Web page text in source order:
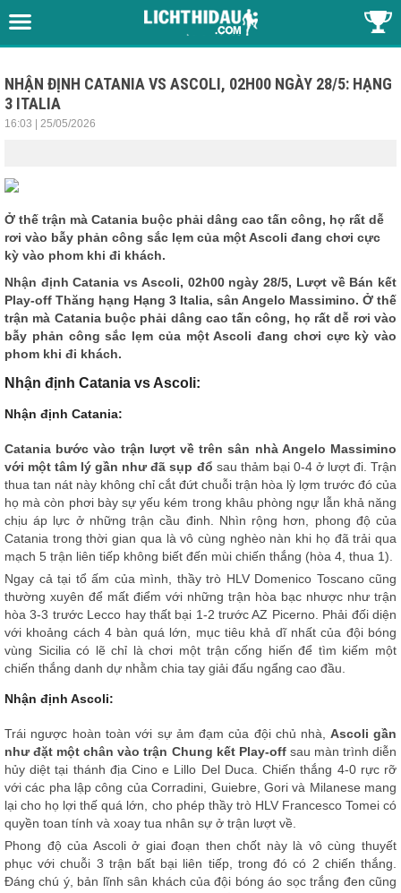
NHẬN ĐỊNH CATANIA VS ASCOLI, 02H00 NGÀY 28/5: HẠNG
3 ITALIA
16:03 | 25/05/2026
Ở thế trận mà Catania buộc phải dâng cao tấn công, họ rất dễ
rơi vào bẫy phản công sắc lẹm của một Ascoli đang chơi cực
kỳ vào phom khi đi khách.
Nhận định Catania vs Ascoli, 02h00 ngày 28/5, Lượt về Bán kết
Play-off Thăng hạng Hạng 3 Italia, sân Angelo Massimino. Ở thế
trận mà Catania buộc phải dâng cao tấn công, họ rất dễ rơi vào
bẫy phản công sắc lẹm của một Ascoli đang chơi cực kỳ vào
phom khi đi khách.
Nhận định Catania vs Ascoli:
Nhận định Catania:
Catania bước vào trận lượt về trên sân nhà Angelo Massimino
với một tâm lý gần như đã sụp đổ sau thảm bại 0-4 ở lượt đi. Trận
thua tan nát này không chỉ cắt đứt chuỗi trận hòa lỳ lợm trước đó của
họ mà còn phơi bày sự yếu kém trong khâu phòng ngự lẫn khả năng
chịu áp lực ở những trận cầu đinh. Nhìn rộng hơn, phong độ của
Catania trong thời gian qua là vô cùng nghèo nàn khi họ đã trải qua
mạch 5 trận liên tiếp không biết đến mùi chiến thắng (hòa 4, thua 1).
Ngay cả tại tổ ấm của mình, thầy trò HLV Domenico Toscano cũng
thường xuyên để mất điểm với những trận hòa bạc nhược như trận
hòa 3-3 trước Lecco hay thất bại 1-2 trước AZ Picerno. Phải đối diện
với khoảng cách 4 bàn quá lớn, mục tiêu khả dĩ nhất của đội bóng
vùng Sicilia có lẽ chỉ là chơi một trận cống hiến để tìm kiếm một
chiến thắng danh dự nhằm chia tay giải đấu ngẩng cao đầu.
Nhận định Ascoli:
Trái ngược hoàn toàn với sự ảm đạm của đội chủ nhà, Ascoli gần
như đặt một chân vào trận Chung kết Play-off sau màn trình diễn
hủy diệt tại thánh địa Cino e Lillo Del Duca. Chiến thắng 4-0 rực rỡ
với các pha lập công của Corradini, Guiebre, Gori và Milanese mang
lại cho họ lợi thế quá lớn, cho phép thầy trò HLV Francesco Tomei có
quyền toan tính và xoay tua nhân sự ở trận lượt về.
Phong độ của Ascoli ở giai đoạn then chốt này là vô cùng thuyết
phục với chuỗi 3 trận bất bại liên tiếp, trong đó có 2 chiến thắng.
Đáng chú ý, bản lĩnh sân khách của đội bóng áo sọc trắng đen cũng